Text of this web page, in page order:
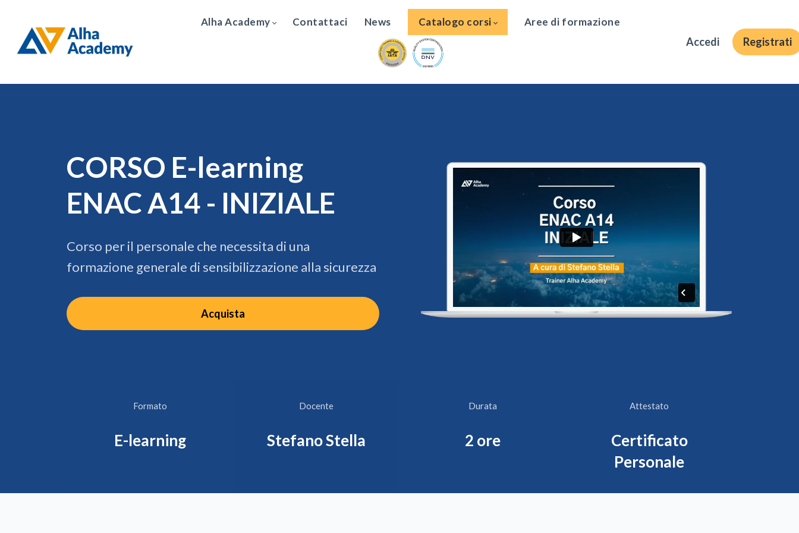
Alha Academy Contattaci News Catalogo corsi Aree di formazione
Accedi Registrati
CORSO E-learning
ENAC A14 - INIZIALE
Corso per il personale che necessita di una
formazione generale di sensibilizzazione alla sicurezza
Acquista
Formato
E-learning
Docente
Stefano Stella
Durata
2 ore
Attestato
Certificato
Personale